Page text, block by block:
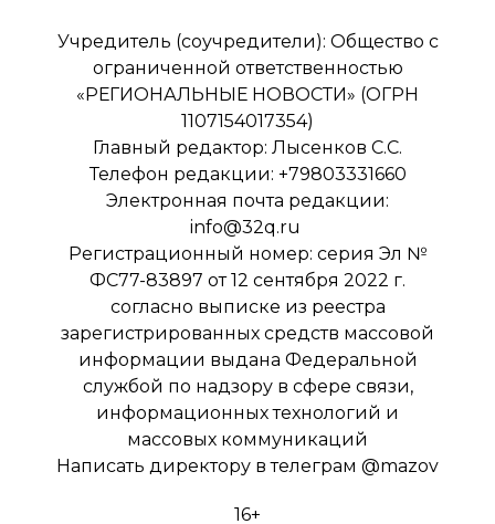
Учредитель (соучредители): Общество с
ограниченной ответственностью
«РЕГИОНАЛЬНЫЕ НОВОСТИ» (ОГРН
1107154017354)
Главный редактор: Лысенков С.С.
Телефон редакции: +79803331660
Электронная почта редакции:
info@32q.ru
Регистрационный номер: серия Эл №
ФС77-83897 от 12 сентября 2022 г.
согласно выписке из реестра
зарегистрированных средств массовой
информации выдана Федеральной
службой по надзору в сфере связи,
информационных технологий и
массовых коммуникаций
Написать директору в телеграм @mazov
16+